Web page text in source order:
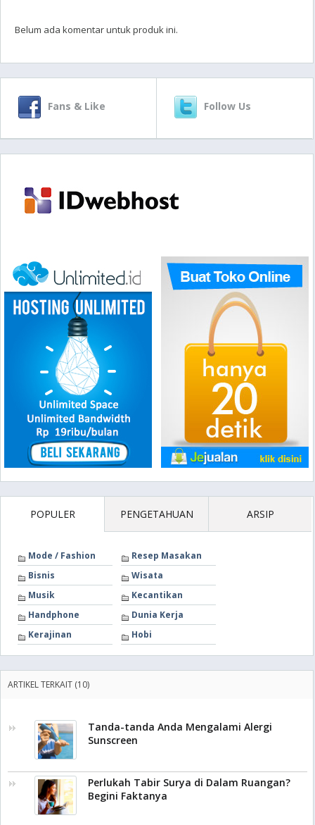
Belum ada komentar untuk produk ini.
Fans & Like Follow Us
POPULER PENGETAHUAN ARSIP
Mode / Fashion
Resep Masakan
Bisnis
Wisata
Musik
Kecantikan
Handphone
Dunia Kerja
Kerajinan
Hobi
ARTIKEL TERKAIT (10)
Tanda-tanda Anda Mengalami Alergi
Sunscreen
Perlukah Tabir Surya di Dalam Ruangan?
Begini Faktanya